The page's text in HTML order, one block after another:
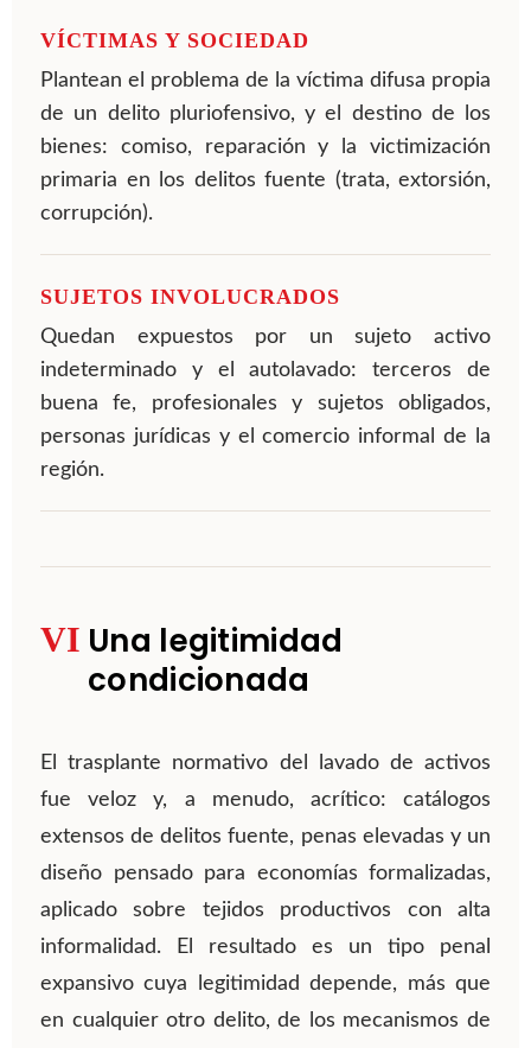
VÍCTIMAS Y SOCIEDAD
Plantean el problema de la víctima difusa propia
de un delito pluriofensivo, y el destino de los
bienes: comiso, reparación y la victimización
primaria en los delitos fuente (trata, extorsión,
corrupción).
SUJETOS INVOLUCRADOS
Quedan expuestos por un sujeto activo
indeterminado y el autolavado: terceros de
buena fe, profesionales y sujetos obligados,
personas jurídicas y el comercio informal de la
región.
VI Una legitimidad
condicionada
El trasplante normativo del lavado de activos
fue veloz y, a menudo, acrítico: catálogos
extensos de delitos fuente, penas elevadas y un
diseño pensado para economías formalizadas,
aplicado sobre tejidos productivos con alta
informalidad. El resultado es un tipo penal
expansivo cuya legitimidad depende, más que
en cualquier otro delito, de los mecanismos de